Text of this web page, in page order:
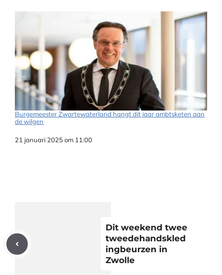
Burgemeester Zwartewaterland hangt dit jaar ambtsketen aan
de wilgen
Datum
21 januari 2025 om 11:00
Dit weekend twee
tweedehandskled
ingbeurzen in
Zwolle